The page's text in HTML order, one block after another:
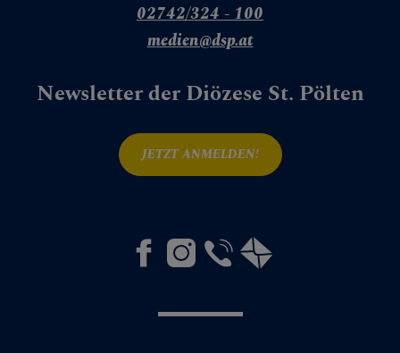
02742/324 - 100
medien@dsp.at
Newsletter der Diözese St. Pölten
JETZT ANMELDEN!